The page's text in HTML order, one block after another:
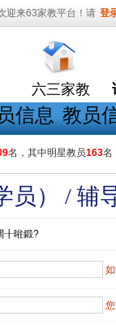
迎来63家教平台！请 登
六三家教
信息 教员
名，其中明星教员163名
员） / 辅
╂暀鍛?